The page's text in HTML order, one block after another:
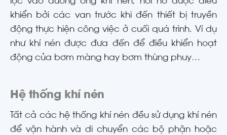
khiển bởi các van trước khi đến thiết bị truyền
động thực hiện công việc ở cuối quá trình. Ví dụ
như khí nén được đưa đến để điều khiển hoạt
động của bơm màng hay bơm thùng phuy…
Hệ thống khí nén
Tất cả các hệ thống khí nén đều sử dụng khí nén
để vận hành và di chuyển các bộ phận hoặc